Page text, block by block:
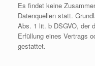
Es findet keine
Datenquellen statt.
Abs. 1 lit. b DSGVO, der
Erfüllung eines Vertrags
gestattet.